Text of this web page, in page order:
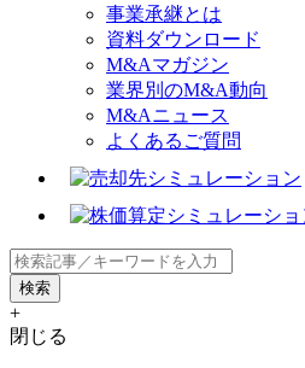
事業承継とは
資料ダウンロード
M&Aマガジン
業界別のM&A動向
M&Aニュース
よくあるご質問
+
閉じる